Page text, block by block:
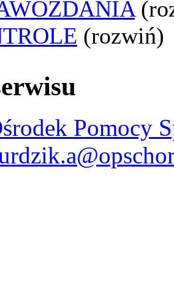
(rozwiń)
Pomocy